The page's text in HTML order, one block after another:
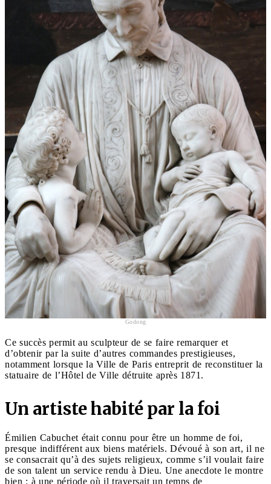
Godong
Ce succès permit au sculpteur de se faire remarquer et
d’obtenir par la suite d’autres commandes prestigieuses,
notamment lorsque la Ville de Paris entreprit de reconstituer la
statuaire de l’Hôtel de Ville détruite après 1871.
Un artiste habité par la foi
Émilien Cabuchet était connu pour être un homme de foi,
presque indifférent aux biens matériels. Dévoué à son art, il ne
se consacrait qu’à des sujets religieux, comme s’il voulait faire
de son talent un service rendu à Dieu. Une anecdote le montre
bien : à une période où il traversait un temps de